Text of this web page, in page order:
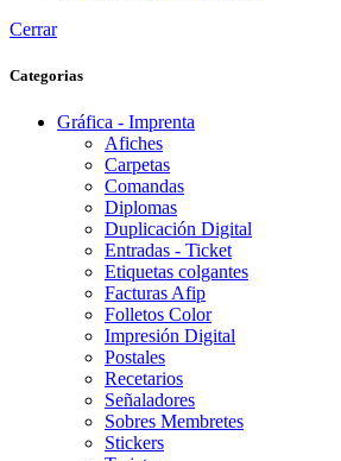
Cerrar
Categorias
Gráfica - Imprenta
Afiches
Carpetas
Comandas
Diplomas
Duplicación Digital
Entradas - Ticket
Etiquetas colgantes
Facturas Afip
Folletos Color
Impresión Digital
Postales
Recetarios
Señaladores
Sobres Membretes
Stickers